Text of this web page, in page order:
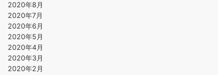
2020年8月
2020年7月
2020年6月
2020年5月
2020年4月
2020年3月
2020年2月